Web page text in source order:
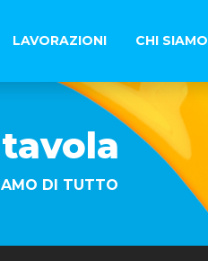
LAVORAZIONI CHI SIAMO
DI TUTTO